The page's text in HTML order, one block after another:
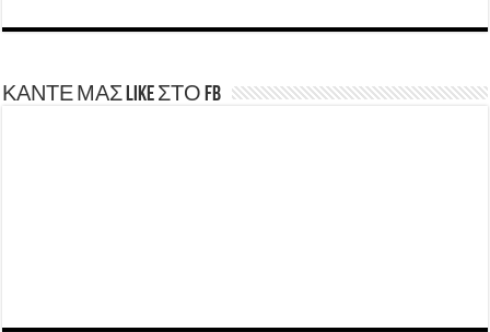
ΚΑΝΤΕ ΜΑΣ LIKE ΣΤΟ FB